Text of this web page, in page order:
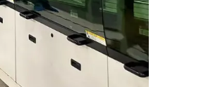
化生产基地，近距离观摩电子
的生产标准和产品质感给予高